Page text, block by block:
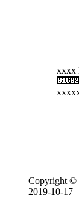
Copyright ©
2019-10-17
xxxx